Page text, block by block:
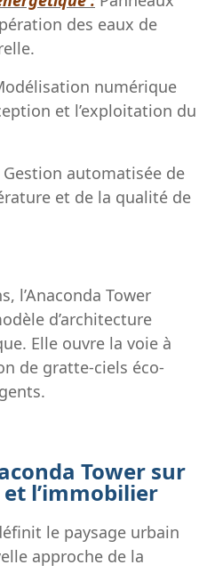
des eaux de
numérique
et l’exploitation du
Gestion automatisée de
et de la qualité de
l’Anaconda Tower
d’architecture
Elle ouvre la voie à
de gratte-ciels éco-
Tower sur
l’immobilier
le paysage urbain
approche de la